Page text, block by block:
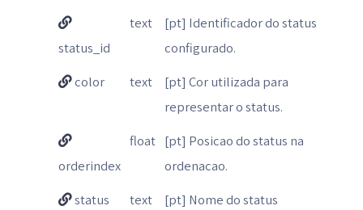
status_id
text
[pt] Identificador do status
configurado.
color
text
[pt] Cor utilizada para
representar o status.
orderindex
float [pt] Posicao do status na
ordenacao.
status
text
[pt] Nome do status